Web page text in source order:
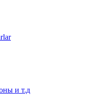
и т.д